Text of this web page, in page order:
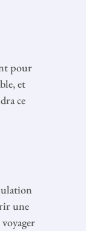
pour
et
ce
une